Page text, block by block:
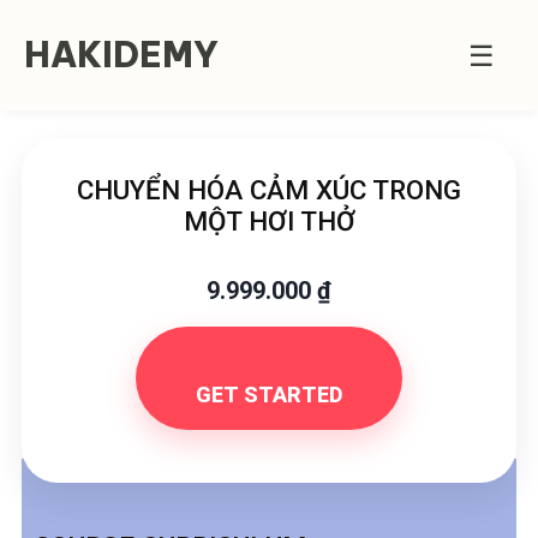
HAKIDEMY ☰
CHUYỂN HÓA CẢM XÚC TRONG
MỘT HƠI THỞ
9.999.000 ₫
GET STARTED